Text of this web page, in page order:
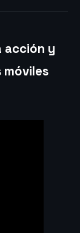
acción y